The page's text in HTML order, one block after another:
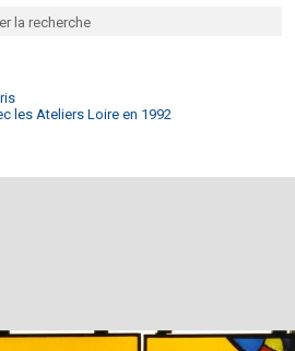
la recherche
les Ateliers Loire en 1992